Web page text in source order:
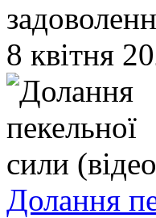
8 квітня
Долання